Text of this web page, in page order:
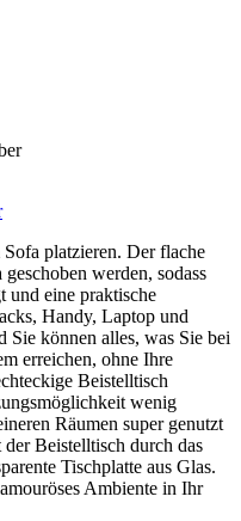
platzieren. Der flache
werden, sodass
und eine praktische
Handy, Laptop und
Sie können alles, was Sie bei
erreichen, ohne Ihre
Beistelltisch
wenig
Räumen super genutzt
Beistelltisch durch das
Tischplatte aus Glas.
Ambiente in Ihr